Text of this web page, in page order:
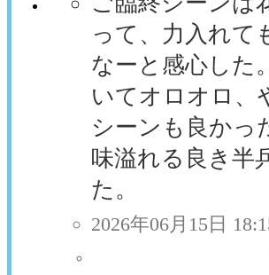
って、力入れて
なーと感心した
いてオロオロ、
シーンも良かっ
味溢れる良き半
た。
2026年06月15日